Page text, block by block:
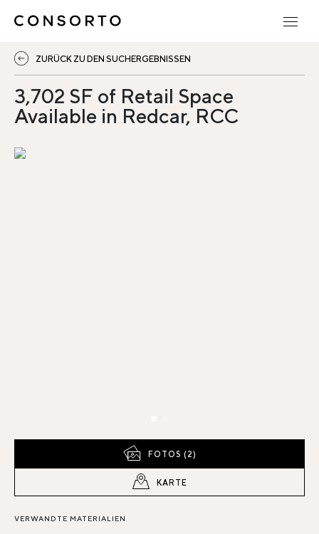
ZURÜCK ZU DEN SUCHERGEBNISSEN
3,702 SF of Retail Space
Available in Redcar, RCC
FOTOS (2)
KARTE
VERWANDTE MATERIALIEN